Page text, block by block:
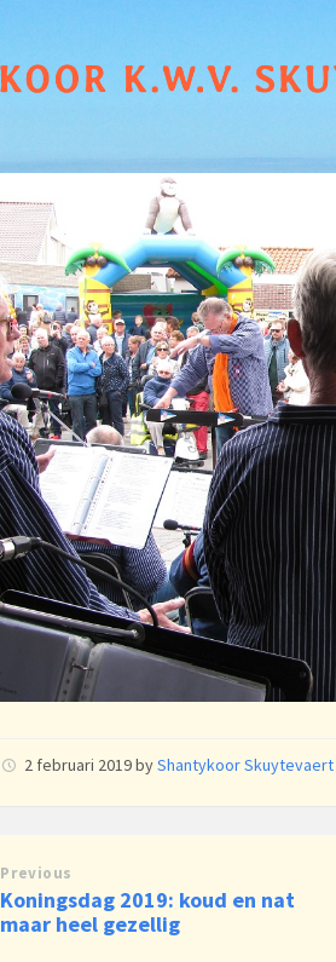
2 februari 2019byShantykoor Skuytevaert
Previous
Koningsdag 2019: koud en nat
maar heel gezellig